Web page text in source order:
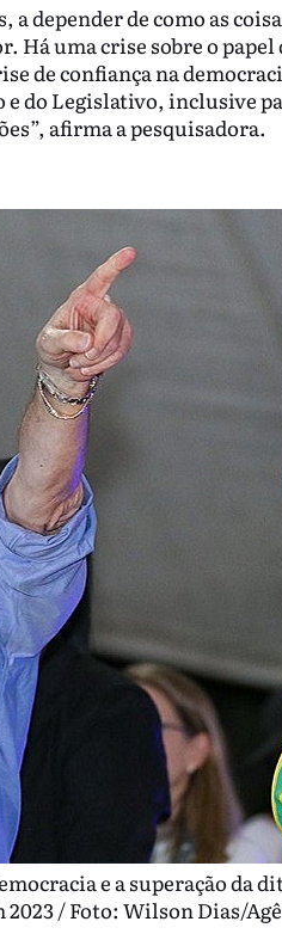
depender de como as
Há uma crise sobre o
de confiança na
do Legislativo, inclusive
afirma a pesquisadora.
e a superação da
/ Foto: Wilson Dias/